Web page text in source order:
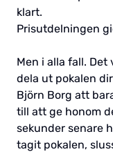
klart.
Prisutdelningen
Men i alla fall.
dela ut pokalen
Björn Borg att
till att ge honom
sekunder senare
tagit pokalen,